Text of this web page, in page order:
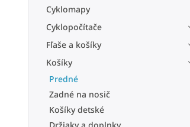
Cyklomapy
Cyklopočítače
Fľaše a košíky
Košíky
Predné
Zadné na nosič
Košíky detské